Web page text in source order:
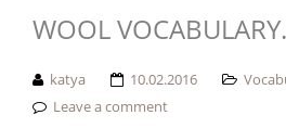
WOOL
katya 10.02.2016
Leave a comment